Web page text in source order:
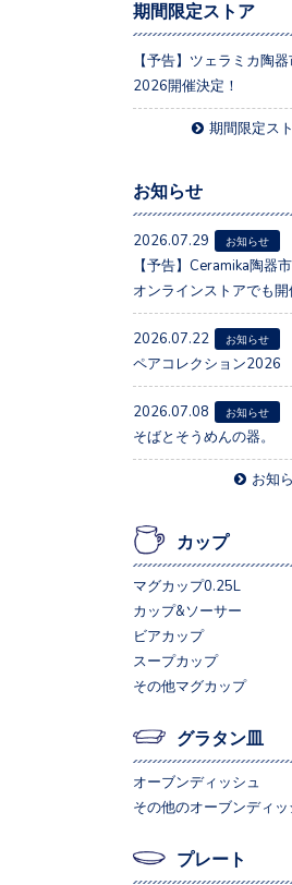
期間限定ストア
【予告】ツェラミカ陶器
2026開催決定！
期間限定ス
お知らせ
2026.07.29 お知らせ
【予告】Ceramika陶器
オンラインストアでも開
2026.07.22 お知らせ
ペアコレクション2026
2026.07.08 お知らせ
そばとそうめんの器。
お知
カップ
マグカップ0.25L
カップ&ソーサー
ビアカップ
スープカップ
その他マグカップ
グラタン皿
オーブンディッシュ
その他のオーブンディッ
プレート